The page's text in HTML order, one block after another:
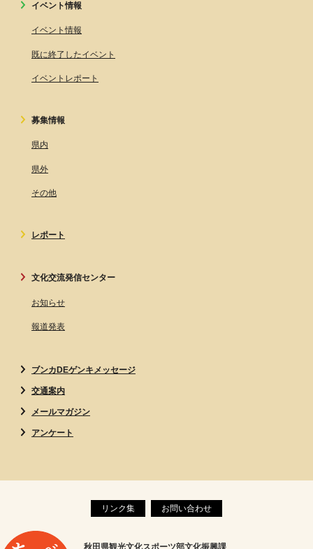
イベント情報
イベント情報
既に終了したイベント
イベントレポート
募集情報
県内
県外
その他
レポート
文化交流発信センター
お知らせ
報道発表
ブンカDEゲンキメッセージ
交通案内
メールマガジン
アンケート
リンク集 お問い合わせ
秋田県観光文化スポーツ部文化振興課